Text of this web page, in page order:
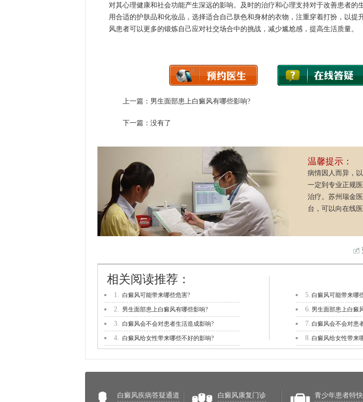
对其心理健康和社会功能产生深远的影响。及时的治疗和心理支持对于改善患者的
用合适的护肤品和化妆品，选择适合自己肤色和身材的衣物，注重穿着打扮，以提
风患者可以更多的锻炼自己应对社交场合中的挑战，减少尴尬感，提高生活质量。
上一篇： 男生面部患上白癜风有哪些影响?
下一篇：没有了
温馨提示：
病情因人而异，
一定到专业正规
治疗。苏州瑞金
台，可以向在线
1. 白癜风可能带来哪些危害?
2. 男生面部患上白癜风有哪些影响?
3. 白癜风会不会对患者生活造成影响?
4. 白癜风给女性带来哪些不好的影响?
5. 白癜风可能带来哪
6. 男生面部患上白癜
7. 白癜风会不会对患
8. 白癜风给女性带来
相关阅读推荐：
白癜风疾病答疑通道 白癜风康复门诊 青少年患者特